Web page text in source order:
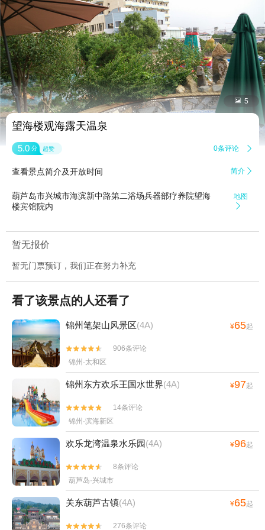
 5
望海楼观海露天温泉
5.0 分 超赞 0条评论 
查看景点简介及开放时间 简介 
葫芦岛市兴城市海滨新中路第二浴场兵器部疗养院望海
楼宾馆院内
地图

暂无报价
暂无门票预订，我们正在努力补充
看了该景点的人还看了
锦州笔架山风景区(4A) ¥65起


906条评论
锦州·太和区
锦州东方欢乐王国水世界(4A) ¥97起


14条评论
锦州·滨海新区
欢乐龙湾温泉水乐园(4A) ¥96起


8条评论
葫芦岛·兴城市
关东葫芦古镇(4A) ¥65起

 276条评论
